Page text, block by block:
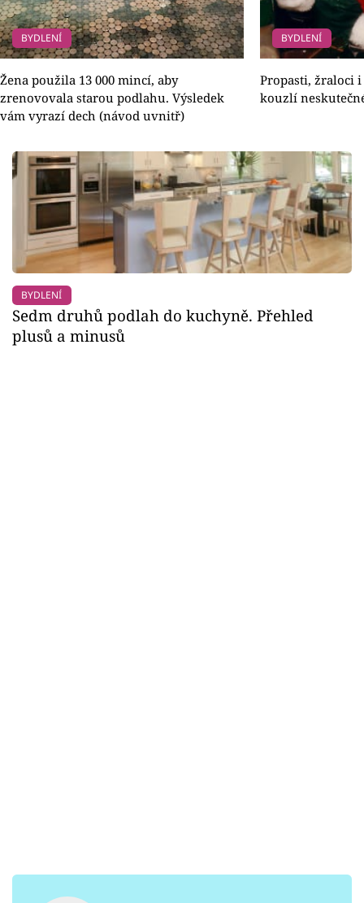
BYDLENÍ
Žena použila 13 000 mincí, aby
zrenovovala starou podlahu. Výsledek
vám vyrazí dech (návod uvnitř)
BYDLENÍ
Propasti, žraloci
kouzlí
BYDLENÍ
Sedm druhů podlah do kuchyně. Přehled
plusů a minusů